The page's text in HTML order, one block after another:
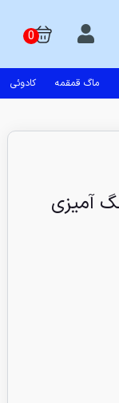
ماگ قمقمه کادوئی
آمیزی